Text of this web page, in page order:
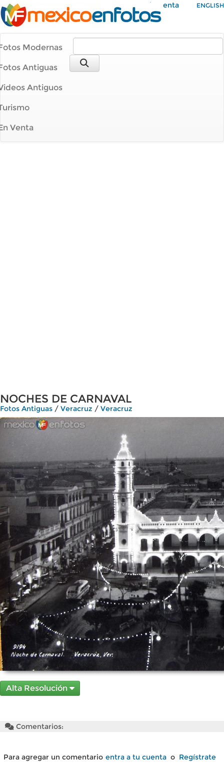
Mi Cuenta ENGLISH
Modernas
Antiguas
Antiguos
Venta
NOCHES DE CARNAVAL
Fotos Antiguas / Veracruz / Veracruz
Alta Resolución
Comentarios:
Para agregar un comentario entra a tu cuenta o Regístrate